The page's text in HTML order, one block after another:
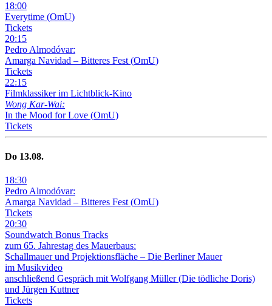
18:00
Everytime (OmU)
Tickets
20:15
Pedro Almodóvar:
Amarga Navidad – Bitteres Fest (OmU)
Tickets
22:15
Filmklassiker im Lichtblick-Kino
Wong Kar-Wai:
In the Mood for Love (OmU)
Tickets
Do 13.08.
18:30
Pedro Almodóvar:
Amarga Navidad – Bitteres Fest (OmU)
Tickets
20:30
Soundwatch Bonus Tracks
zum 65. Jahrestag des Mauerbaus:
Schallmauer und Projektionsfläche – Die Berliner Mauer
im Musikvideo
anschließend Gespräch mit Wolfgang Müller (Die tödliche Doris)
und Jürgen Kuttner
Tickets